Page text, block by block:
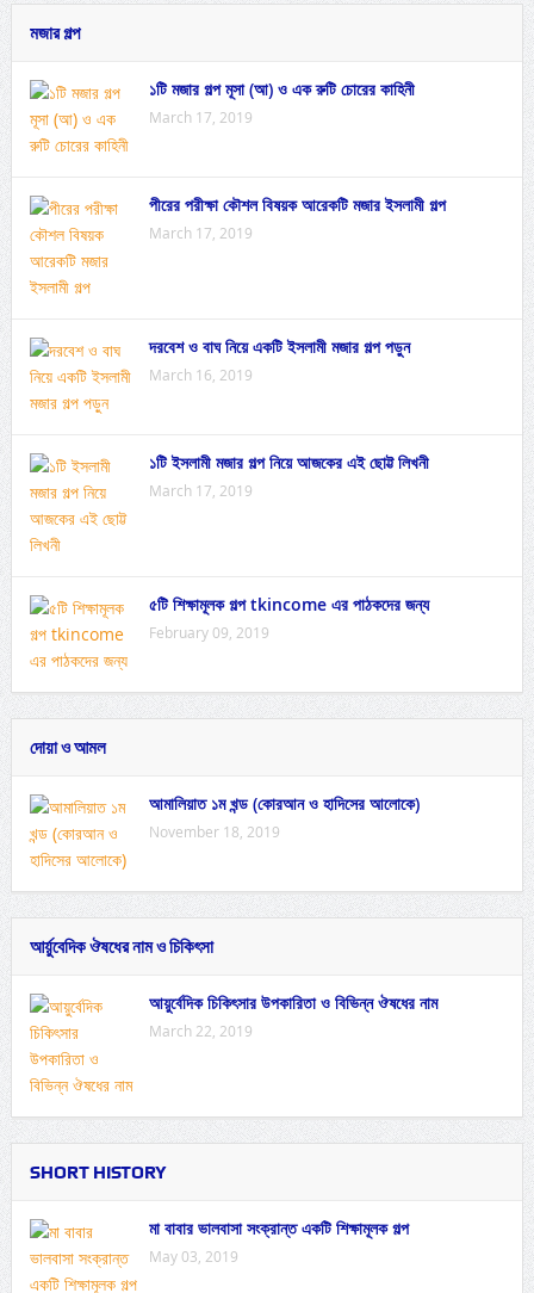
মজার গল্প
১টি মজার গল্প মূসা (আ) ও এক রুটি চোরের কাহিনী
March 17, 2019
পীরের পরীক্ষা কৌশল বিষয়ক আরেকটি মজার ইসলামী গল্প
March 17, 2019
দরবেশ ও বাঘ নিয়ে একটি ইসলামী মজার গল্প পড়ুন
March 16, 2019
১টি ইসলামী মজার গল্প নিয়ে আজকের এই ছোট্ট লিখনী
March 17, 2019
৫টি শিক্ষামূলক গল্প tkincome এর পাঠকদের জন্য
February 09, 2019
দোয়া ও আমল
আমালিয়াত ১ম খন্ড (কোরআন ও হাদিসের আলোকে)
November 18, 2019
আর্য়ুবেদিক ঔষধের নাম ও চিকিৎসা
আয়ুর্বেদিক চিকিৎসার উপকারিতা ও বিভিন্ন ঔষধের নাম
March 22, 2019
SHORT HISTORY
মা বাবার ভালবাসা সংক্রান্ত একটি শিক্ষামূলক গল্প
May 03, 2019